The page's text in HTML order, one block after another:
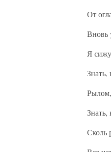
От
Вновь
Я
Знать,
Сколь